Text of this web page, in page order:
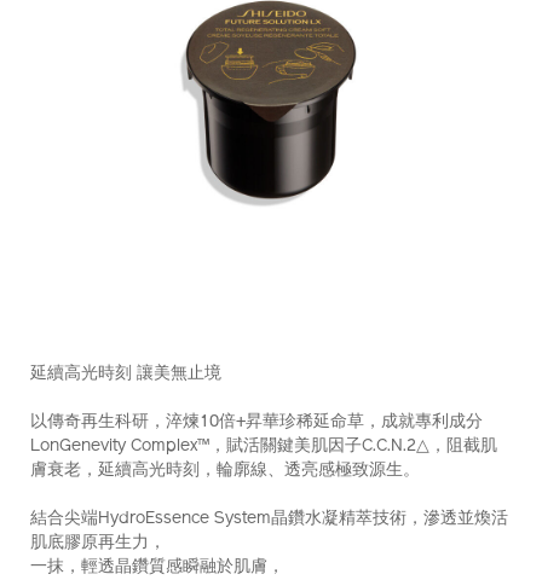
lx-
10122895101_hk.html
編
10122895101_hk
延續高光時刻 讓美無止境
以傳奇再生科研，淬煉10倍+昇華珍稀延命草，成就專利成分
LonGenevity Complex™，賦活關鍵美肌因子C.C.N.2△，阻截肌
膚衰老，延續高光時刻，輪廓線、透亮感極致源生。
結合尖端HydroEssence System晶鑽水凝精萃技術，滲透並煥活
肌底膠原再生力，
一抹，輕透晶鑽質感瞬融於肌膚，